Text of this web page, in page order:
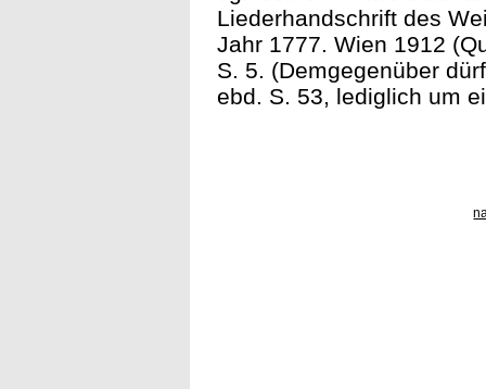
Liederhandschrift des
Jahr 1777. Wien 1912
S. 5. (Demgegenüber
ebd. S. 53, lediglich um